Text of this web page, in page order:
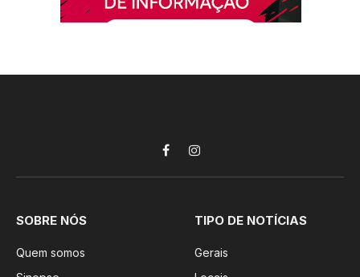
FacebookInstagram
SOBRE NÓS
Quem somos
TIPO DE NOTÍCIAS
Gerais